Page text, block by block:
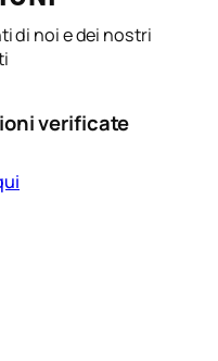
di noi e dei nostri
verificate